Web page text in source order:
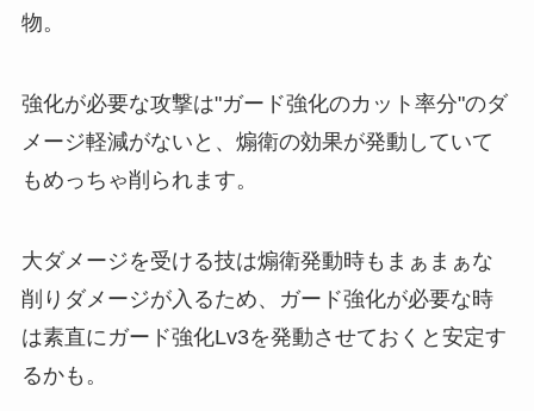
物。
強化が必要な攻撃は"ガード強化のカット率分"のダ
メージ軽減がないと、煽衛の効果が発動していて
もめっちゃ削られます。
大ダメージを受ける技は煽衛発動時もまぁまぁな
削りダメージが入るため、ガード強化が必要な時
は素直にガード強化Lv3を発動させておくと安定す
るかも。